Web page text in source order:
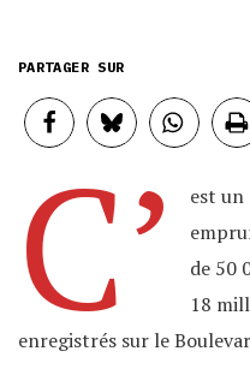
C’
est un
de 50
18
enregistrés sur le
PARTAGER SUR